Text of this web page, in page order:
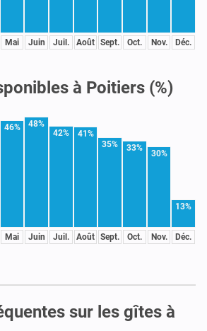
Mai Juin Juil. Août Sept. Oct. Nov. Déc.
à Poitiers (%)
46%
Mai
48%
Juin
42%
Juil.
41%
Août
35%
Sept.
33%
Oct.
30%
Nov.
13%
Déc.
sur les gîtes à